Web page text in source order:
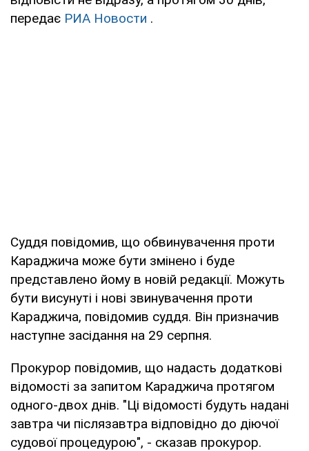
передає РИА Новости .
Суддя повідомив, що обвинувачення проти
Караджича може бути змінено і буде
представлено йому в новій редакції. Можуть
бути висунуті і нові звинувачення проти
Караджича, повідомив суддя. Він призначив
наступне засідання на 29 серпня.
Прокурор повідомив, що надасть додаткові
відомості за запитом Караджича протягом
одного-двох днів. "Ці відомості будуть надані
завтра чи післязавтра відповідно до діючої
судової процедурою", - сказав прокурор.